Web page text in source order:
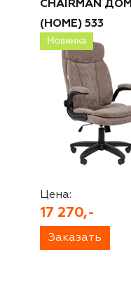
CHAIRMAN ДОМ
(HOME) 533
Новинка
Цена:
17 270,-
Заказать